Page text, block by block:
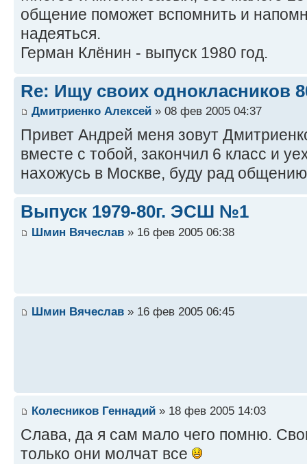
общение поможет вспомнить и
надеяться.
Герман Клёнин - выпуск 1980 год.
Re: Ищу своих однокласников
Дмитриенко Алексей » 08 фев 2005 04:37
Привет Андрей меня зовут
вместе с тобой, закончил 6 класс и
нахожусь в Москве, буду рад
Выпуск 1979-80г. ЭСШ №1
Шмин Вячеслав » 16 фев 2005 06:38
Шмин Вячеслав » 16 фев 2005 06:45
Колесников Геннадий » 18 фев 2005 14:03
Слава, да я сам мало чего помню.
только они молчат все